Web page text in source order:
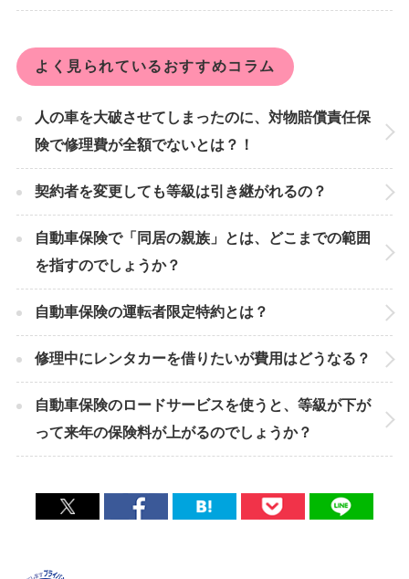
よく見られているおすすめコラム
人の車を大破させてしまったのに、対物賠償責任保
険で修理費が全額でないとは？！
契約者を変更しても等級は引き継がれるの？
自動車保険で「同居の親族」とは、どこまでの範囲
を指すのでしょうか？
自動車保険の運転者限定特約とは？
修理中にレンタカーを借りたいが費用はどうなる？
自動車保険のロードサービスを使うと、等級が下が
って来年の保険料が上がるのでしょうか？